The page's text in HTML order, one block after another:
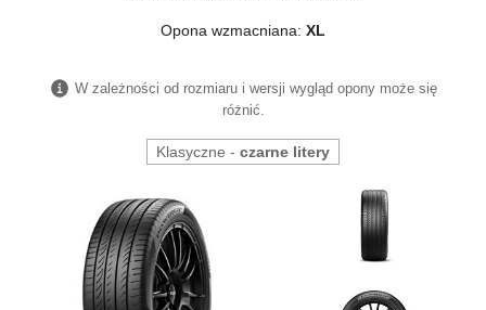
Opona wzmacniana: XL
W zależności od rozmiaru i wersji wygląd opony może się
różnić.
Klasyczne - czarne litery